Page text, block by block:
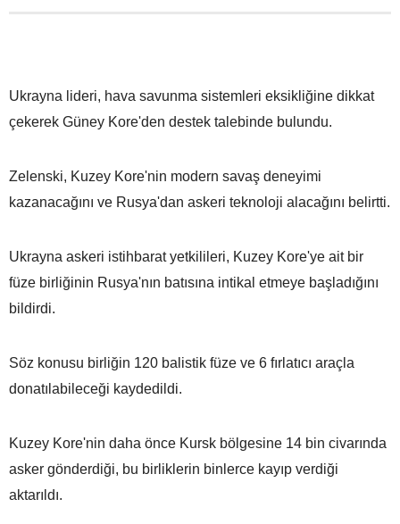
Ukrayna lideri, hava savunma sistemleri eksikliğine dikkat
çekerek Güney Kore'den destek talebinde bulundu.
Zelenski, Kuzey Kore'nin modern savaş deneyimi
kazanacağını ve Rusya'dan askeri teknoloji alacağını belirtti.
Ukrayna askeri istihbarat yetkilileri, Kuzey Kore'ye ait bir
füze birliğinin Rusya'nın batısına intikal etmeye başladığını
bildirdi.
Söz konusu birliğin 120 balistik füze ve 6 fırlatıcı araçla
donatılabileceği kaydedildi.
Kuzey Kore'nin daha önce Kursk bölgesine 14 bin civarında
asker gönderdiği, bu birliklerin binlerce kayıp verdiği
aktarıldı.